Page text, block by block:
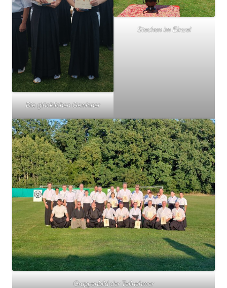
Die glücklichen Gewinner
Stechen im Einzel
Gruppenbild der Teilnehmer